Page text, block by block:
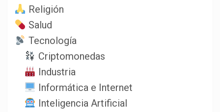
Religión
Salud
Tecnología
Criptomonedas
Industria
Informática e Internet
Inteligencia Artificial